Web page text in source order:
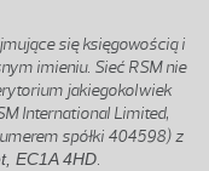
się księgowością i
imieniu. Sieć RSM nie
jakiegokolwiek
International Limited,
spółki 404598) z
EC1A 4HD.